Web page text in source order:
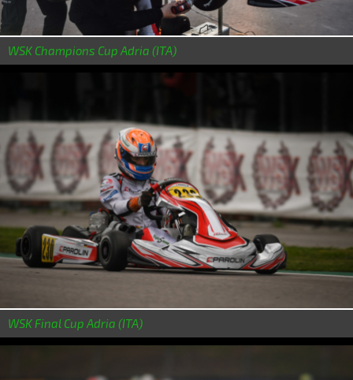
WSK Champions Cup Adria (ITA)
WSK Final Cup Adria (ITA)